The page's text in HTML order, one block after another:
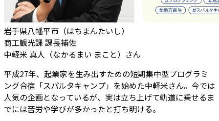
岩手県八幡平市（はちまんたいし）
商工観光課 課長補佐
中軽米 真人（なかるまい まこと）さん
平成27年、起業家を生み出すための短期集中型プログラミ
ング合宿「スパルタキャンプ」を始めた中軽米さん。今では
人気の企画となっているが、実は立ち上げて軌道に乗せるま
でには苦労や学びが多かったと打ち明ける。